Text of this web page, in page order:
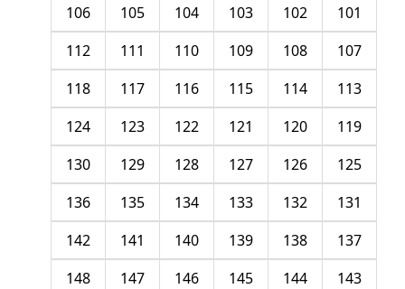
101
102
103
104
105
106
107
108
109
110
111
112
113
114
115
116
117
118
119
120
121
122
123
124
125
126
127
128
129
130
131
132
133
134
135
136
137
138
139
140
141
142
143
144
145
146
147
148